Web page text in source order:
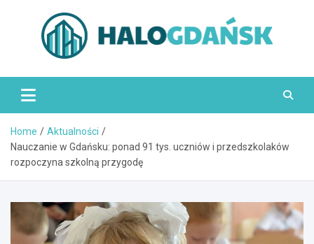
HaloGdańsk.pl
Home
Aktualności
Nauczanie w Gdańsku: ponad 91 tys. uczniów i przedszkolaków
rozpoczyna szkolną przygodę